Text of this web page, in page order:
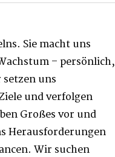
Sie macht uns
– persönlich,
uns
und verfolgen
Großes vor und
Herausforderungen
Wir suchen